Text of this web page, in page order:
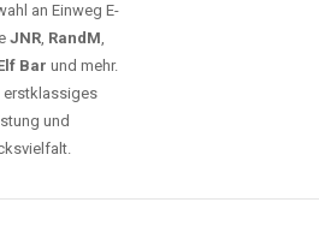
an Einweg E-
JNR, RandM,
Bar und mehr.
erstklassiges
und